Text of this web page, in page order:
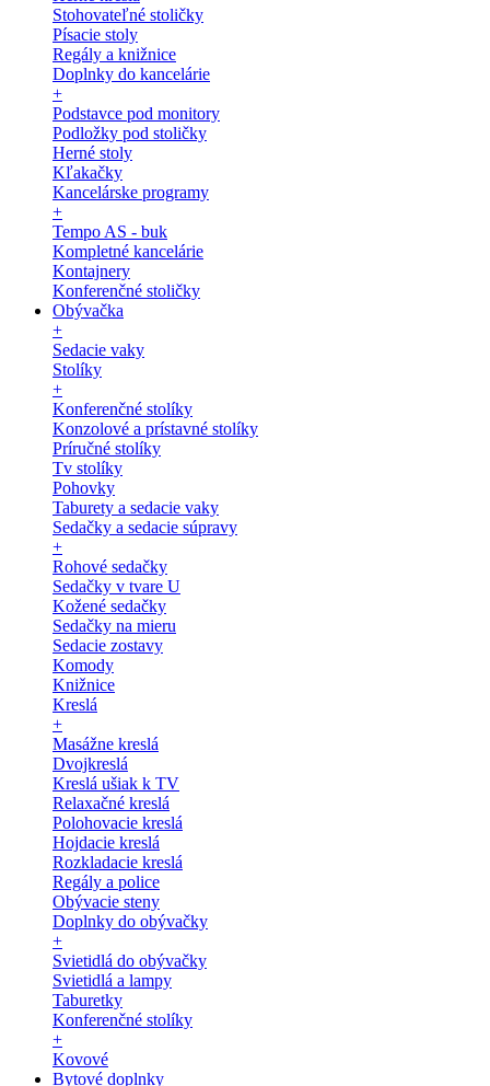
Stohovateľné stoličky
Písacie stoly
Regály a knižnice
Doplnky do kancelárie
+
Podstavce pod monitory
Podložky pod stoličky
Herné stoly
Kľakačky
Kancelárske programy
+
Tempo AS - buk
Kompletné kancelárie
Kontajnery
Konferenčné stoličky
Obývačka
+
Sedacie vaky
Stolíky
+
Konferenčné stolíky
Konzolové a prístavné stolíky
Príručné stolíky
Tv stolíky
Pohovky
Taburety a sedacie vaky
Sedačky a sedacie súpravy
+
Rohové sedačky
Sedačky v tvare U
Kožené sedačky
Sedačky na mieru
Sedacie zostavy
Komody
Knižnice
Kreslá
+
Masážne kreslá
Dvojkreslá
Kreslá ušiak k TV
Relaxačné kreslá
Polohovacie kreslá
Hojdacie kreslá
Rozkladacie kreslá
Regály a police
Obývacie steny
Doplnky do obývačky
+
Svietidlá do obývačky
Svietidlá a lampy
Taburetky
Konferenčné stolíky
+
Kovové
Bytové doplnky